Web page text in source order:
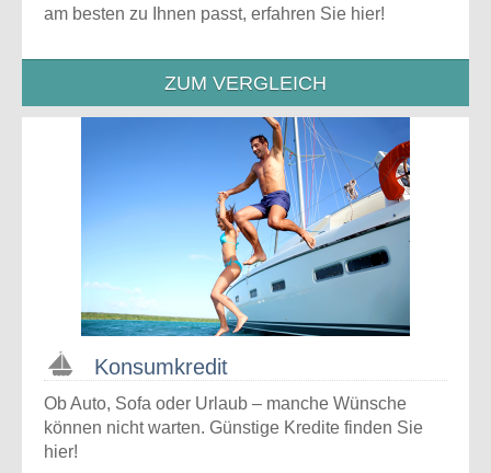
am besten zu Ihnen passt, erfahren Sie hier!
ZUM VERGLEICH
Konsumkredit
Ob Auto, Sofa oder Urlaub – manche Wünsche
können nicht warten. Günstige Kredite finden Sie
hier!